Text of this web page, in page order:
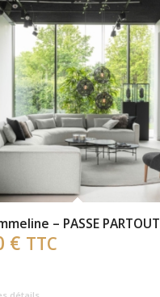
– PASSE PARTOUT
€ TTC